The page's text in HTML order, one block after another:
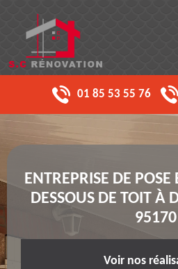
01 85 53 55 76
ENTREPRISE DE
DESSOUS DE TOIT À
95170
Voir nos